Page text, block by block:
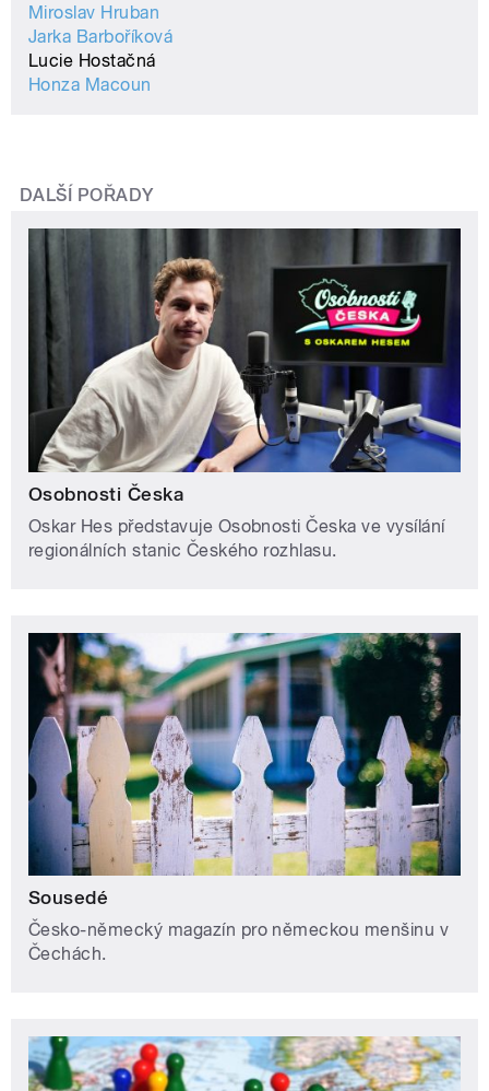
Miroslav Hruban
Jarka Barboříková
Lucie Hostačná
Honza Macoun
DALŠÍ POŘADY
Osobnosti Česka
Oskar Hes představuje Osobnosti Česka ve vysílání
regionálních stanic Českého rozhlasu.
Sousedé
Česko-německý magazín pro německou menšinu v
Čechách.